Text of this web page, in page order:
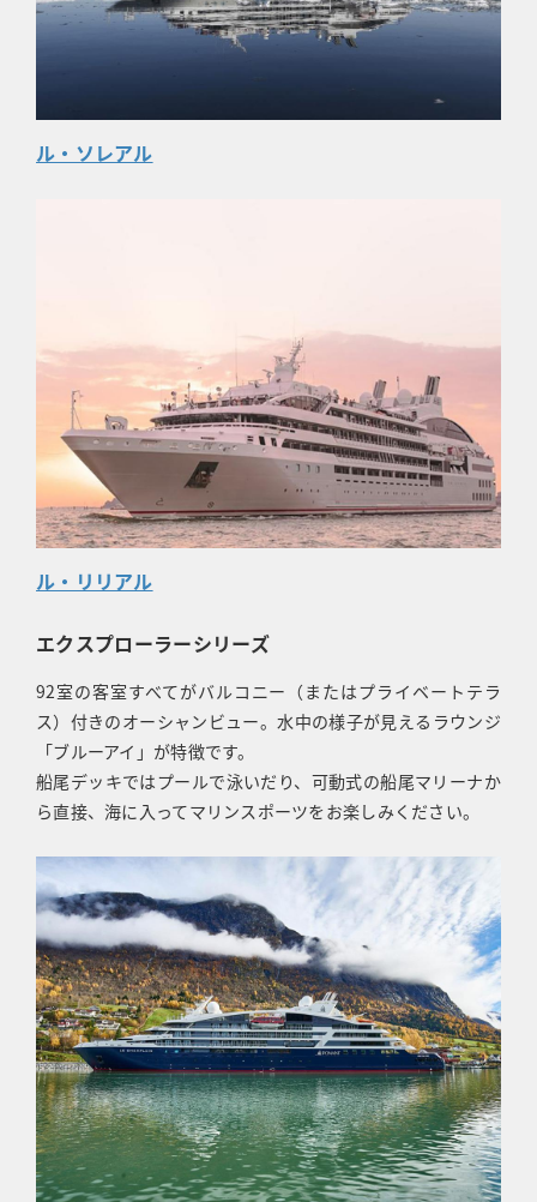
ル・ソレアル
ル・リリアル
エクスプローラーシリーズ
92室の客室すべてがバルコニー（またはプライベートテラ
ス）付きのオーシャンビュー。水中の様子が見えるラウンジ
「ブルーアイ」が特徴です。
船尾デッキではプールで泳いだり、可動式の船尾マリーナか
ら直接、海に入ってマリンスポーツをお楽しみください。